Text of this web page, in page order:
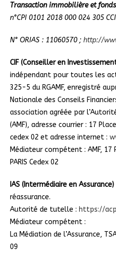
Transaction immobilière et
n°CPI 0101 2018 000 024 305
N° ORIAS : 11060570 ; http://
CIF (Conseiller en
indépendant pour toutes les
325-5 du RGAMF, enregistré
Nationale des Conseils
association agréée par
(AMF), adresse courrier : 17
cedex 02 et adresse internet :
Médiateur compétent : AMF, 17
PARIS Cedex 02
IAS (Intermédiaire en Assurance)
réassurance.
Autorité de tutelle : https://
Médiateur compétent :
La Médiation de l’Assurance,
09